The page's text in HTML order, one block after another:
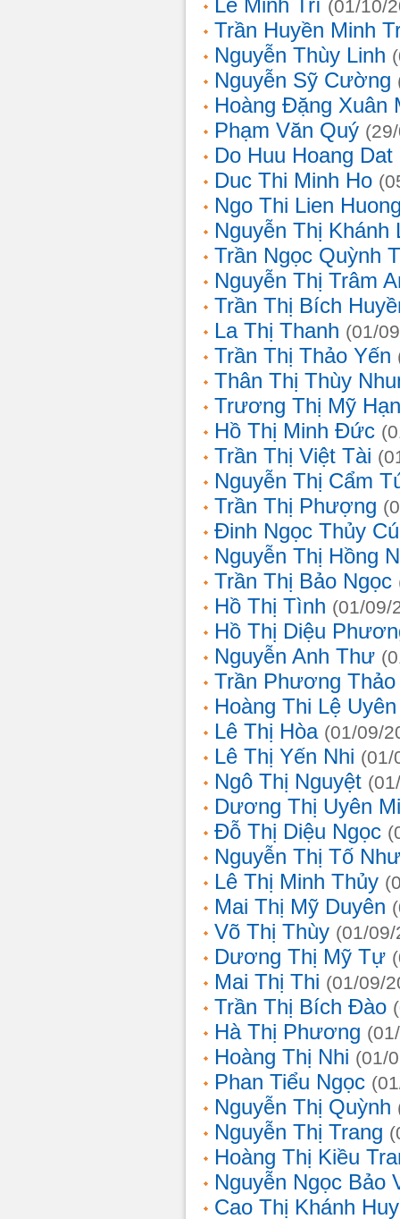
Lê Minh Trí (01/10/
Trần Huyền Minh
Nguyễn Thùy Linh
Nguyễn Sỹ Cường
Hoàng Đặng Xuân
Phạm Văn Quý
Do Huu Hoang Dat
Duc Thi Minh Ho
Ngo Thi Lien
Nguyễn Thị Khánh
Trần Ngọc Quỳnh
Nguyễn Thị Trâm
Trần Thị Bích
La Thị Thanh (01/
Trần Thị Thảo Yến
Thân Thị Thùy
Trương Thị Mỹ
Hồ Thị Minh Đức
Trần Thị Việt Tài
Nguyễn Thị Cẩm
Trần Thị Phượng
Đinh Ngọc Thủy
Nguyễn Thị Hồng
Trần Thị Bảo Ngọc
Hồ Thị Tình (01/09/
Hồ Thị Diệu
Nguyễn Anh Thư
Trần Phương Thảo
Hoàng Thi Lệ Uyên
Lê Thị Hòa (01/09/
Lê Thị Yến Nhi (01/
Ngô Thị Nguyệt
Dương Thị Uyên Mi
Đỗ Thị Diệu Ngọc
Nguyễn Thị Tố Như
Lê Thị Minh Thủy
Mai Thị Mỹ Duyên
Võ Thị Thùy (01/
Dương Thị Mỹ Tự
Mai Thị Thi (01/09/
Trần Thị Bích Đào
Hà Thị Phương
Hoàng Thị Nhi (01/
Phan Tiểu Ngọc
Nguyễn Thị Quỳnh
Nguyễn Thị Trang
Hoàng Thị Kiều
Nguyễn Ngọc Bảo
Cao Thị Khánh